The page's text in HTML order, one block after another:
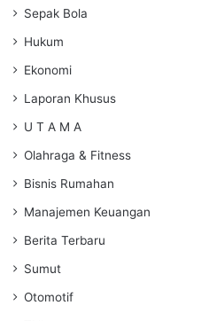
Sepak Bola
Hukum
Ekonomi
Laporan Khusus
U T A M A
Olahraga & Fitness
Bisnis Rumahan
Manajemen Keuangan
Berita Terbaru
Sumut
Otomotif